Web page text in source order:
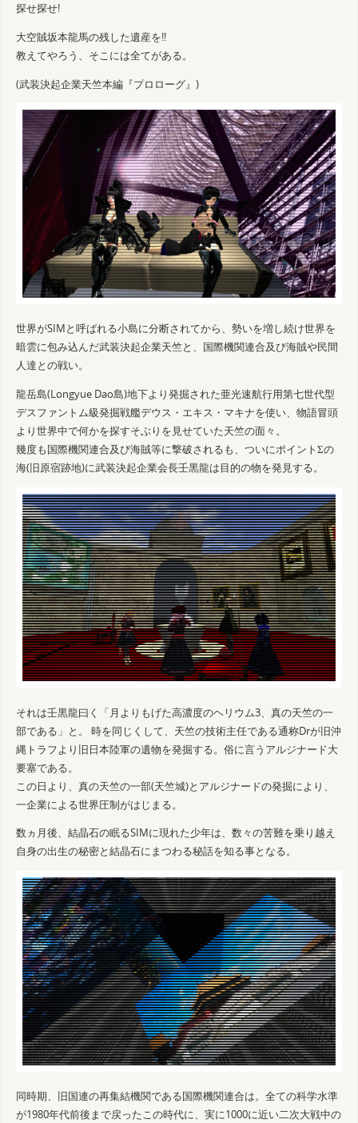
探せ探せ!
大空賊坂本龍馬の残した遺産を!!
教えてやろう、そこには全てがある。
(武装決起企業天竺本編『プロローグ』)
世界がSIMと呼ばれる小島に分断されてから、勢いを増し続け世界を
暗雲に包み込んだ武装決起企業天竺と、国際機関連合及び海賊や民間
人達との戦い。
龍岳島(Longyue Dao島)地下より発掘された亜光速航行用第七世代型
デスファントム級発掘戦艦デウス・エキス・マキナを使い、物語冒頭
より世界中で何かを探すそぶりを見せていた天竺の面々。
幾度も国際機関連合及び海賊等に撃破されるも、ついにポイントΣの
海(旧原宿跡地)に武装決起企業会長壬黒龍は目的の物を発見する。
それは壬黒龍曰く「月よりもげた高濃度のヘリウム3、真の天竺の一
部である」と。 時を同じくして、天竺の技術主任である通称Drが旧沖
縄トラフより旧日本陸軍の遺物を発掘する。俗に言うアルジナード大
要塞である。
この日より、真の天竺の一部(天竺城)とアルジナードの発掘により、
一企業による世界圧制がはじまる。
数ヵ月後、結晶石の眠るSIMに現れた少年は、数々の苦難を乗り越え
自身の出生の秘密と結晶石にまつわる秘話を知る事となる。
同時期、旧国連の再集結機関である国際機関連合は。全ての科学水準
が1980年代前後まで戻ったこの時代に、実に1000に近い二次大戦中の